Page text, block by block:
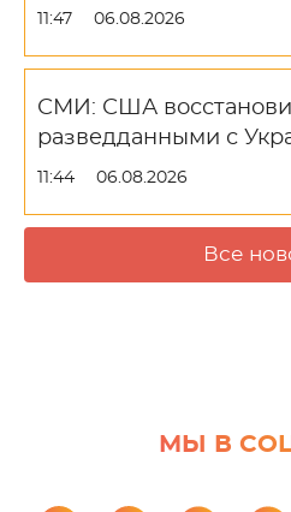
11:47 06.08.2026
СМИ: США
разведданными с
11:44 06.08.2026
Все
МЫ В